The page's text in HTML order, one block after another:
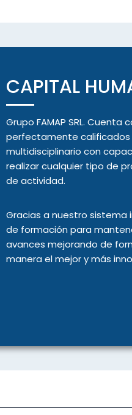
CAPITAL
Grupo FAMAP SRL.
perfectamente
multidisciplinario con
realizar cualquier tipo de
de actividad.
Gracias a nuestro
de formación para
avances mejorando de
manera el mejor y más